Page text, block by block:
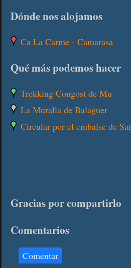
Dónde nos alojamos
Ca La Carme - Camarasa
Qué más podemos hacer
Trekking Congost de Mu
La Muralla de Balaguer
Circular por el embalse de
Gracias por compartirlo
Comentarios
Comentar